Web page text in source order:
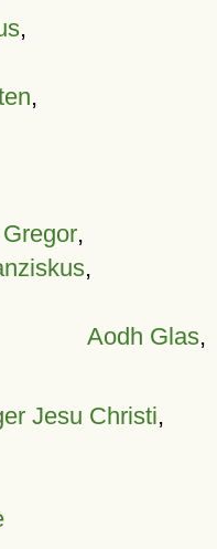
,
,
,
,
Aodh Glas,
Jesu Christi,